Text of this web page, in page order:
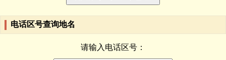
电话区号查询地名
请输入电话区号：